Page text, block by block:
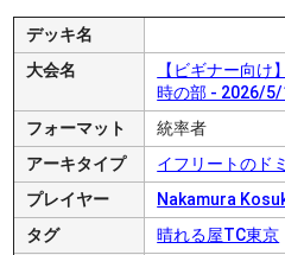
デッキ名
大会名
【ビギナー向
時の部 - 2026/
フォーマット
統率者
アーキタイプ
イフリートのド
プレイヤー
Nakamura
タグ
晴れる屋TC東京